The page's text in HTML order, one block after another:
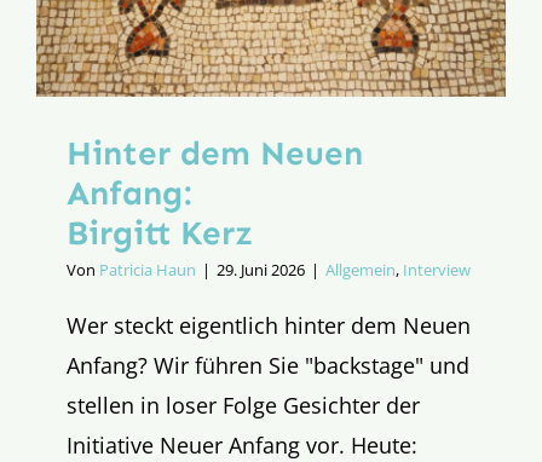
Hinter dem Neuen
Anfang:
Birgitt Kerz
Von Patricia Haun | 29. Juni 2026 | Allgemein, Interview
Wer steckt eigentlich hinter dem Neuen
Anfang? Wir führen Sie "backstage" und
stellen in loser Folge Gesichter der
Initiative Neuer Anfang vor. Heute: